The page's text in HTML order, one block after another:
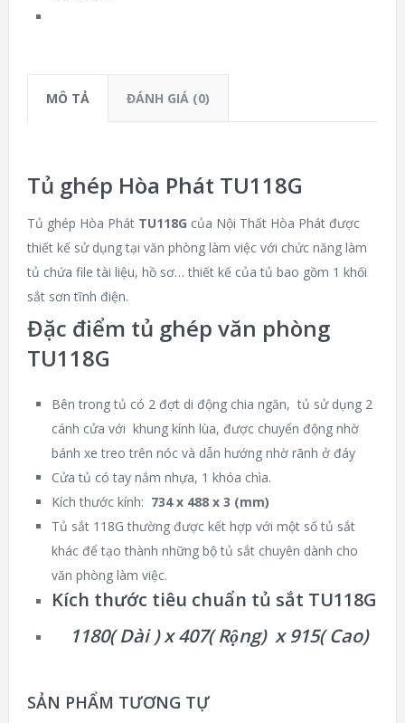
MÔ TẢ ĐÁNH GIÁ (0)
Tủ ghép Hòa Phát TU118G
Tủ ghép Hòa PhátTU118G của Nội Thất Hòa Phát được
thiết kế sử dụng tại văn phòng làm việc với chức năng làm
tủ chứa file tài liệu, hồ sơ… thiết kế của tủ bao gồm 1 khối
sắt sơn tĩnh điện.
Đặc điểm tủ ghép văn phòng
TU118G
Bên trong tủ có 2 đợt di động chia ngăn, tủ sử dụng 2
cánh cửa với khung kính lùa, được chuyển động nhờ
bánh xe treo trên nóc và dẫn hướng nhờ rãnh ở đáy
Cửa tủ có tay nắm nhựa, 1 khóa chìa.
Kích thước kính: 734 x 488 x 3 (mm)
Tủ sắt 118G thường được kết hợp với một số tủ sắt
khác để tạo thành những bộ tủ sắt chuyên dành cho
văn phòng làm việc.
Kích thước tiêu chuẩn tủ sắt TU118G
1180( Dài ) x 407( Rộng) x 915( Cao)
SẢN PHẨM TƯƠNG TỰ